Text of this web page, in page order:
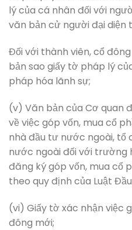
lý của cá nhân đối với
văn bản cử người đại diện
Đối với thành viên, cổ
bản sao giấy tờ pháp lý
pháp hóa lãnh sự;
(v) Văn bản của Cơ quan
về việc góp vốn, mua cổ
nhà đầu tư nước ngoài, tổ
nước ngoài đối với trường
đăng ký góp vốn, mua cổ
theo quy định của Luật
(vi) Giấy tờ xác nhận việc
đông mới;